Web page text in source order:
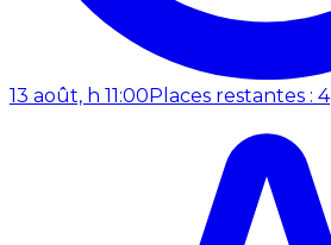
13 août, h 11:00 Places restantes : 4